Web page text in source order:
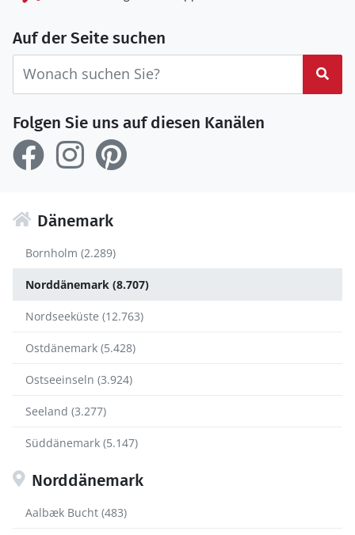
Auf der Seite suchen
Folgen Sie uns auf diesen Kanälen
Dänemark
Bornholm (2.289)
Norddänemark (8.707)
Nordseeküste (12.763)
Ostdänemark (5.428)
Ostseeinseln (3.924)
Seeland (3.277)
Süddänemark (5.147)
Norddänemark
Aalbæk Bucht (483)